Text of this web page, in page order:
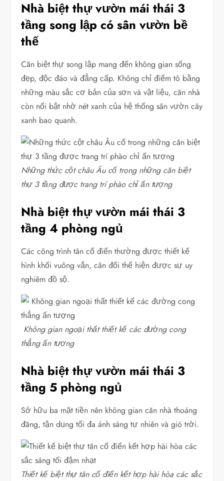
Nhà biệt thự vườn mái thái 3
tầng song lập có sân vườn bề
thế
Căn biệt thự song lập mang đến không gian sống
đẹp, độc đáo và đẳng cấp. Không chỉ điểm tô bằng
những màu sắc cơ bản của sơn và vật liệu, căn nhà
còn nổi bật nhờ nét xanh của hệ thống sân vườn cây
xanh bao quanh.
Những thức cột châu Âu cổ trong những căn biệt
thự 3 tầng được trang trí phào chỉ ấn tượng
Nhà biệt thự vườn mái thái 3
tầng 4 phòng ngủ
Các công trình tân cổ điển thường được thiết kế
hình khối vuông vắn, cân đối thể hiện được sự uy
nghiêm đồ sộ.
Không gian ngoại thất thiết kế các đường cong
thẳng ấn tượng
Nhà biệt thự vườn mái thái 3
tầng 5 phòng ngủ
Sở hữu ba mặt tiền nên không gian căn nhà thoáng
đãng, tận dụng tối đa ánh sáng tự nhiên và gió trời.
Thiết kế biệt thự tân cổ điển kết hợp hài hòa các sắc